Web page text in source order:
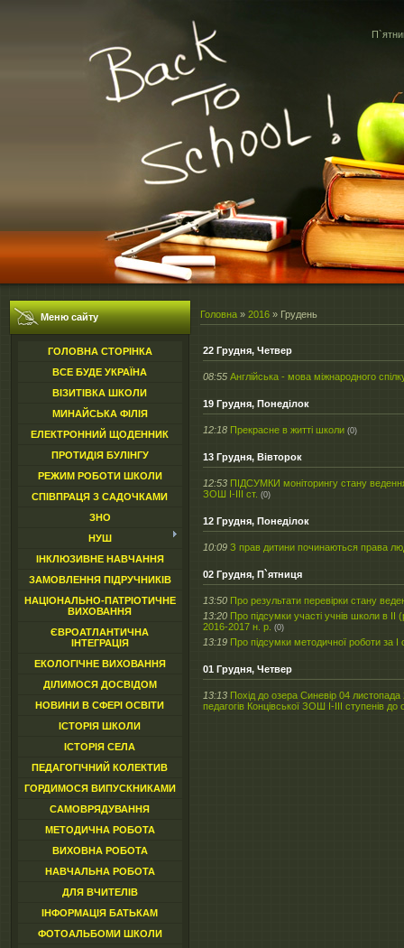
Меню сайту
ГОЛОВНА СТОРІНКА
ВСЕ БУДЕ УКРАЇНА
ВІЗИТІВКА ШКОЛИ
МИНАЙСЬКА ФІЛІЯ
ЕЛЕКТРОННИЙ ЩОДЕННИК
ПРОТИДІЯ БУЛІНГУ
РЕЖИМ РОБОТИ ШКОЛИ
СПІВПРАЦЯ З САДОЧКАМИ
ЗНО
НУШ
ІНКЛЮЗИВНЕ НАВЧАННЯ
ЗАМОВЛЕННЯ ПІДРУЧНИКІВ
НАЦІОНАЛЬНО-ПАТРІОТИЧНЕ
ВИХОВАННЯ
ЄВРОАТЛАНТИЧНА
ІНТЕГРАЦІЯ
ЕКОЛОГІЧНЕ ВИХОВАННЯ
ДІЛИМОСЯ ДОСВІДОМ
НОВИНИ В СФЕРІ ОСВІТИ
ІСТОРІЯ ШКОЛИ
ІСТОРІЯ СЕЛА
ПЕДАГОГІЧНИЙ КОЛЕКТИВ
ГОРДИМОСЯ ВИПУСКНИКАМИ
САМОВРЯДУВАННЯ
МЕТОДИЧНА РОБОТА
ВИХОВНА РОБОТА
НАВЧАЛЬНА РОБОТА
ДЛЯ ВЧИТЕЛІВ
ІНФОРМАЦІЯ БАТЬКАМ
ФОТОАЛЬБОМИ ШКОЛИ
Головна » 2016 » Грудень
22 Грудня, Четвер
08:55 Англійська - мова міжнародного
19 Грудня, Понеділок
12:18 Прекрасне в житті школи (0)
13 Грудня, Вівторок
12:53 ПІДСУМКИ моніторингу стану
ЗОШ І-ІІІ ст. (0)
12 Грудня, Понеділок
10:09 З прав дитини починаються права
02 Грудня, П`ятниця
13:50 Про результати перевірки стану
13:20 Про підсумки участі учнів школи в
2016-2017 н. р. (0)
13:19 Про підсумки методичної роботи за
01 Грудня, Четвер
13:13 Похід до озера Синевір 04 листопада
педагогів Концівської ЗОШ І-ІІІ ступенів